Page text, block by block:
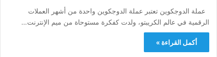
عملة الدوجكوين تعتبر عملة الدوجكوين واحدة من أشهر العملات
الرقمية في عالم الكريبتو، ولدت كفكرة مستوحاة من ميم الإنترنت…
أكمل القراءة »